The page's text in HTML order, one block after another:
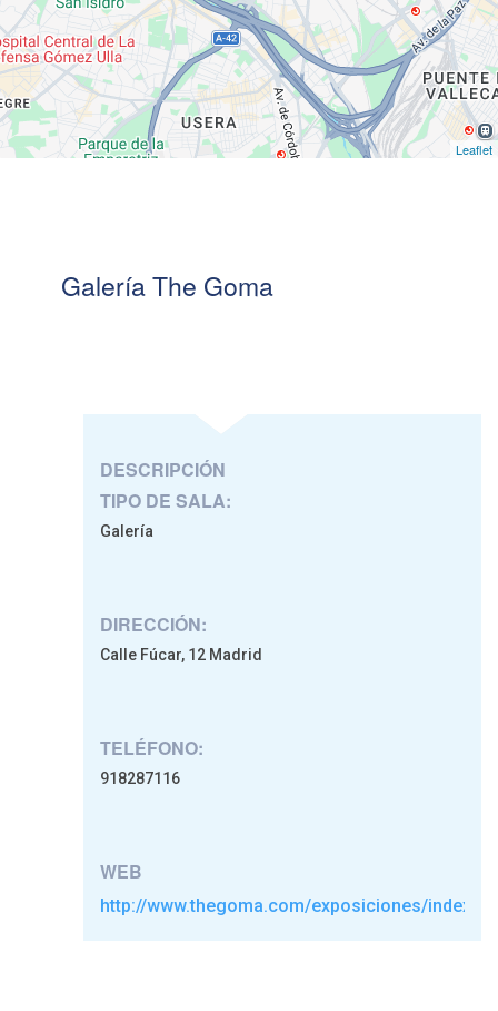
Leaflet
Galería The Goma
DESCRIPCIÓN
TIPO DE SALA:
Galería
DIRECCIÓN:
Calle Fúcar, 12 Madrid
TELÉFONO:
918287116
WEB
http://www.thegoma.com/exposiciones/index